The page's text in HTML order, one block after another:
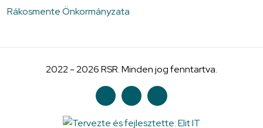
Rákosmente Önkormányzata
2022 - 2026 RSR. Minden jog fenntartva.